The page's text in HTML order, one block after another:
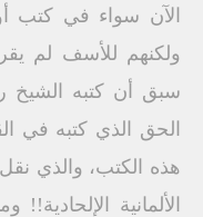
الآن سواء في كتب
ولكنهم للأسف لم
سبق أن كتبه الشيخ
الحق الذي كتبه في
هذه الكتب، والذي
الألمانية